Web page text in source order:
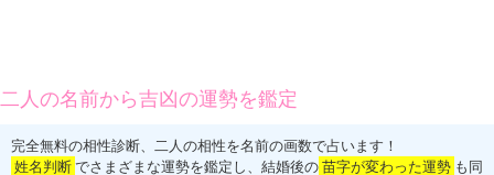
二人の名前から吉凶の運勢を鑑定
完全無料の相性診断、二人の相性を名前の画数で占います！
姓名判断 でさまざまな運勢を鑑定し、結婚後の 苗字が変わった運勢 も同